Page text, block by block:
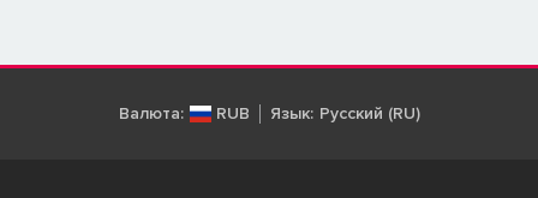
Валюта: RUB Язык: Русский (RU)